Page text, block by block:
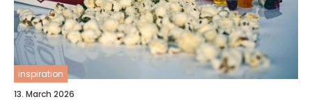
inspiration
13. March 2026